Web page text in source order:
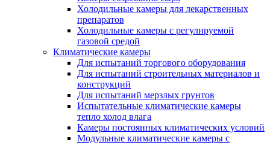
Холодильные камеры для лекарственных
препаратов
Холодильные камеры с регулируемой
газовой средой
Климатические камеры
Для испытаний торгового оборудования
Для испытаний строительных материалов и
конструкций
Для испытаний мерзлых грунтов
Испытательные климатические камеры
тепло холод влага
Камеры постоянных климатических условий
Модульные климатические камеры с